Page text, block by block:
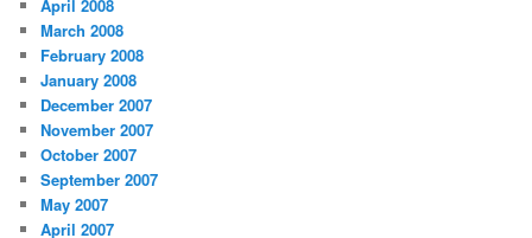
April 2008
March 2008
February 2008
January 2008
December 2007
November 2007
October 2007
September 2007
May 2007
April 2007